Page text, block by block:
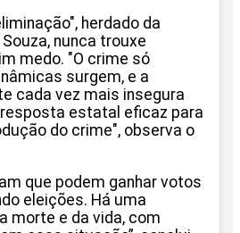
herdado da
nunca trouxe
medo. "O crime só
surgem, e a
cada vez mais insegura
estatal eficaz para
do crime", observa o
que podem ganhar votos
eleições. Há uma
morte e da vida, com